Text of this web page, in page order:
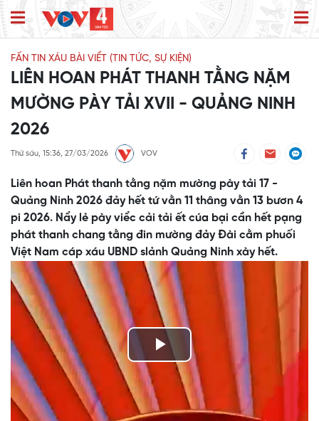
FẤN TIN XÁU BÀI VIỂT (TIN TỨC, SỰ KIỆN)
LIÊN HOAN PHÁT THANH TẰNG NẶM
MƯỜNG PÀY TẢI XVII - QUẢNG NINH
2026
Thứ sáu, 15:36, 27/03/2026 VOV
Liên hoan Phát thanh tằng nặm mường pày tải 17 -
Quảng Ninh 2026 đảy hết tứ vằn 11 thâng vằn 13 bươn 4
pi 2026. Nẩy lẻ pày viểc cải tải ết cúa bại cần hết pạng
phát thanh chang tằng đin mường đảy Đài cằm phuối
Việt Nam cáp xáu UBND slảnh Quảng Ninh xày hết.
Play
Video